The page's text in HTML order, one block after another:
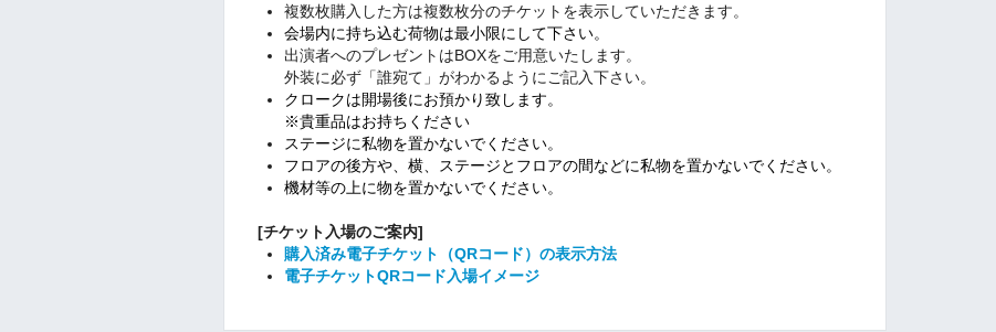
複数枚購入した方は複数枚分のチケットを表示していただきます。
会場内に持ち込む荷物は最小限にして下さい。
出演者へのプレゼントはBOXをご用意いたします。
外装に必ず「誰宛て」がわかるようにご記入下さい。
クロークは開場後にお預かり致します。
※貴重品はお持ちください
ステージに私物を置かないでください。
フロアの後方や、横、ステージとフロアの間などに私物を置かないでください。
機材等の上に物を置かないでください。
[チケット入場のご案内]
購入済み電子チケット（QRコード）の表示方法
電子チケットQRコード入場イメージ